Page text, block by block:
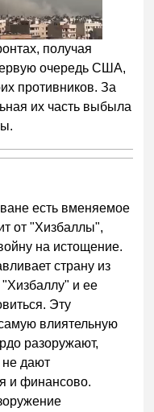
получая
очередь США,
противников. За
их часть выбыла
есть вменяемое
от "Хизбаллы",
на истощение.
страну из
"Хизбаллу" и ее
Эту
влиятельную
разоружают,
дают
и финансово.